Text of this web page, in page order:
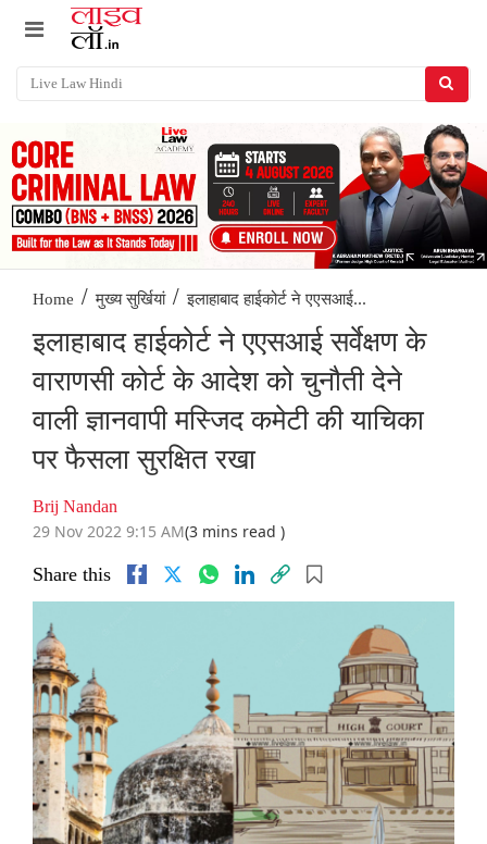
Home / मुख्य सुर्खियां / इलाहाबाद हाईकोर्ट ने एएसआई...
इलाहाबाद हाईकोर्ट ने एएसआई सर्वेक्षण के
वाराणसी कोर्ट के आदेश को चुनौती देने
वाली ज्ञानवापी मस्जिद कमेटी की याचिका
पर फैसला सुरक्षित रखा
Brij Nandan
29 Nov 2022 9:15 AM(3 mins read )
Share this